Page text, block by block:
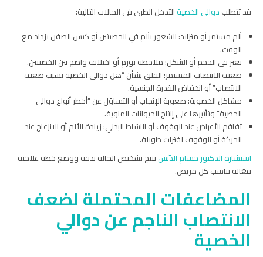
قد تتطلب دوالي الخصية التدخل الطبي في الحالات التالية:
ألم مستمر أو متزايد: الشعور بألم في الخصيتين أو كيس الصفن يزداد مع
الوقت.
تغير في الحجم أو الشكل: ملاحظة تورم أو اختلاف واضح بين الخصيتين.
ضعف الانتصاب المستمر: القلق بشأن “هل دوالي الخصية تسبب ضعف
الانتصاب” أو انخفاض القدرة الجنسية.
مشاكل الخصوبة: صعوبة الإنجاب أو التساؤل عن “أخطر أنواع دوالي
الخصية” وتأثيرها على إنتاج الحيوانات المنوية.
تفاقم الأعراض عند الوقوف أو النشاط البدني: زيادة الألم أو الانزعاج عند
الحركة أو الوقوف لفترات طويلة.
استشارة الدكتور حسام الدِّبِستتيح تشخيص الحالة بدقة ووضع خطة علاجية
فعّالة تناسب كل مريض.
المضاعفات المحتملة لضعف
الانتصاب الناجم عن دوالي
الخصية